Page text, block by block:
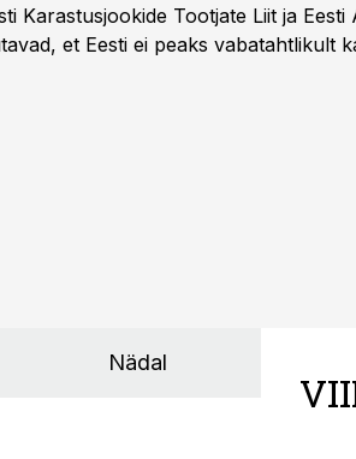
Karastusjookide Tootjate Liit ja
et Eesti ei peaks vabatahtlikult
Nädal